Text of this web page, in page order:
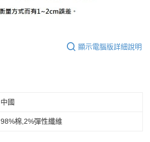
顯示電腦版詳細說明
中國
98%棉,2%彈性纖維